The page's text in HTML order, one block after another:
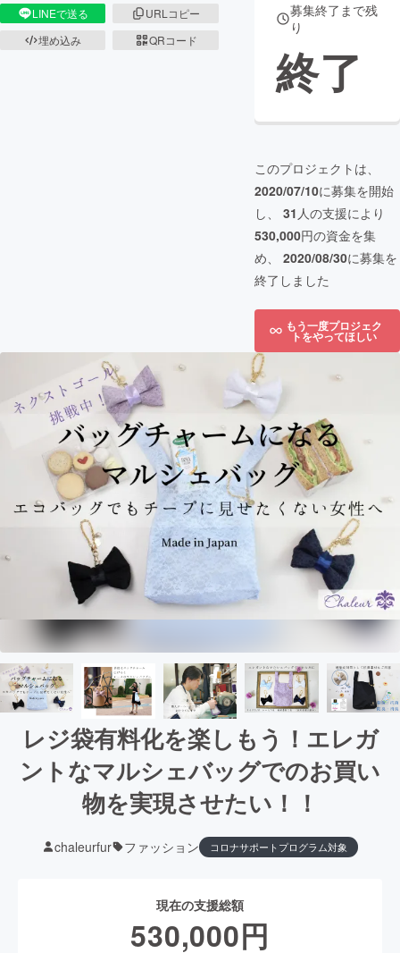
LINEで送る
URLコピー
埋め込み
QRコード
募集終了まで残
り
終了
このプロジェクトは、
2020/07/10に募集を開始
し、 31 人の支援により
530,000円の資金を集
め、 2020/08/30に募集を
終了しました
もう一度プロジェク
トをやってほしい
レジ袋有料化を楽しもう！エレガ
ントなマルシェバッグでのお買い
物を実現させたい！！
chaleurfur ファッション コロナサポートプログラム対象
現在の支援総額
530,000円